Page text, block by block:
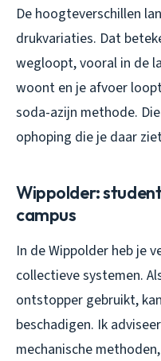
De hoogteverschillen
drukvariaties. Dat
wegloopt, vooral in de
woont en je afvoer
soda-azijn methode.
ophoping die je daar
Wippolder:
campus
In de Wippolder heb je
collectieve systemen.
ontstopper gebruikt,
beschadigen. Ik
mechanische